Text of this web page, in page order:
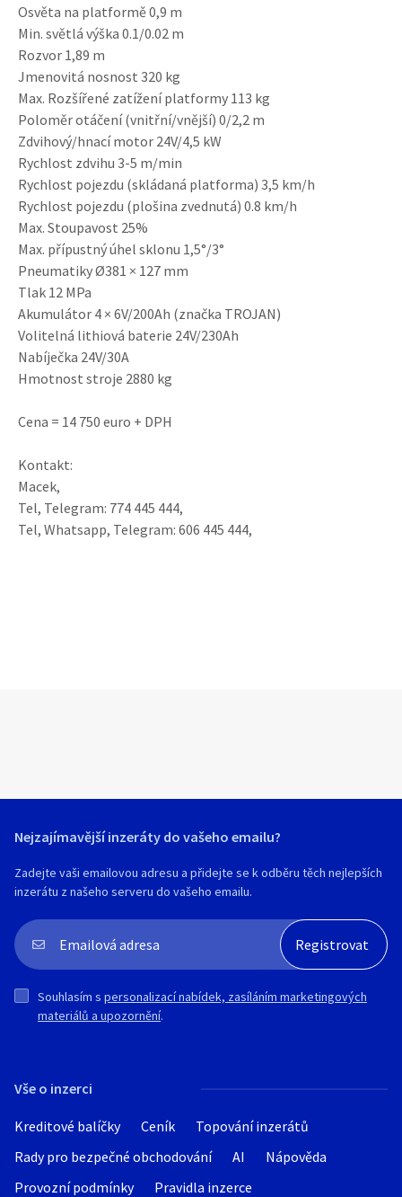
Osvěta na platformě 0,9 m
Min. světlá výška 0.1/0.02 m
Rozvor 1,89 m
Jmenovitá nosnost 320 kg
Max. Rozšířené zatížení platformy 113 kg
Poloměr otáčení (vnitřní/vnější) 0/2,2 m
Zdvihový/hnací motor 24V/4,5 kW
Rychlost zdvihu 3-5 m/min
Rychlost pojezdu (skládaná platforma) 3,5 km/h
Rychlost pojezdu (plošina zvednutá) 0.8 km/h
Max. Stoupavost 25%
Max. přípustný úhel sklonu 1,5°/3°
Pneumatiky Ø381 × 127 mm
Tlak 12 MPa
Akumulátor 4 × 6V/200Ah (značka TROJAN)
Volitelná lithiová baterie 24V/230Ah
Nabíječka 24V/30A
Hmotnost stroje 2880 kg
Cena = 14 750 euro + DPH
Kontakt:
Macek,
Tel, Telegram: 774 445 444,
Tel, Whatsapp, Telegram: 606 445 444,
Vše o inzerci
Kreditové balíčky Ceník
Topování inzerátů
Rady pro bezpečné obchodování
AI
Nápověda
Provozní podmínky
Pravidla inzerce
Nejzajímavější inzeráty do vašeho emailu?
Zadejte vaši emailovou adresu a přidejte se k odběru těch nejlepších
inzerátu z našeho serveru do vašeho emailu.
Souhlasím s personalizací nabídek, zasíláním marketingových
materiálů a upozornění.